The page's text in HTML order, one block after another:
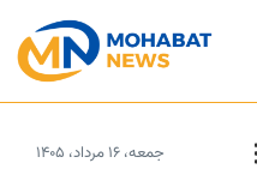
جمعه، ۱۶ مرداد، ۱۴۰۵